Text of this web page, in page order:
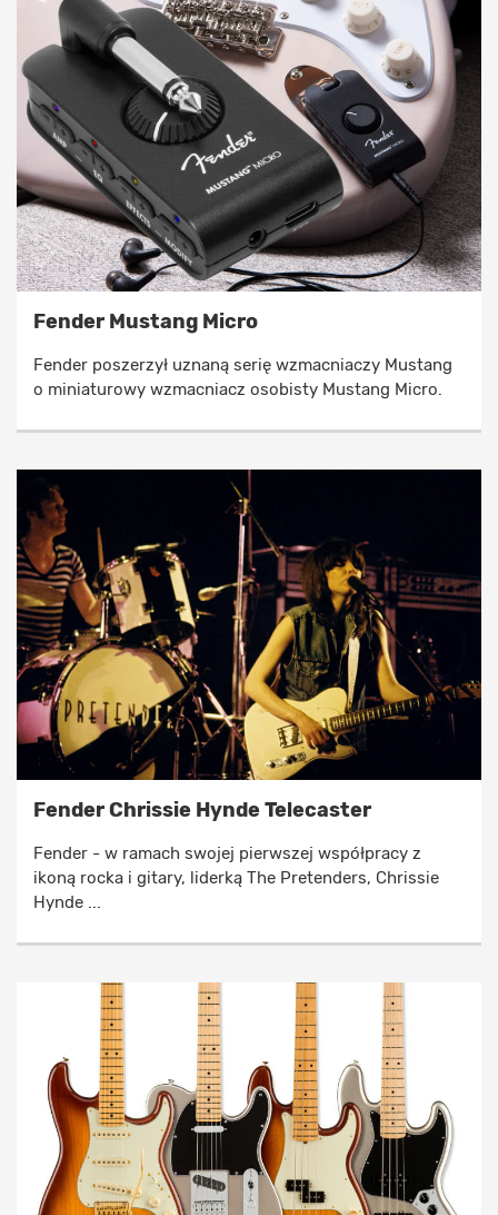
Fender Mustang Micro
Fender poszerzył uznaną serię wzmacniaczy Mustang
o miniaturowy wzmacniacz osobisty Mustang Micro.
Fender Chrissie Hynde Telecaster
Fender - w ramach swojej pierwszej współpracy z
ikoną rocka i gitary, liderką The Pretenders, Chrissie
Hynde ...